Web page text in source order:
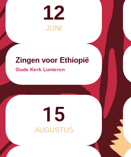
12
JUNI
Zingen voor Ethiopië
Oude Kerk Lunteren
15
AUGUSTUS